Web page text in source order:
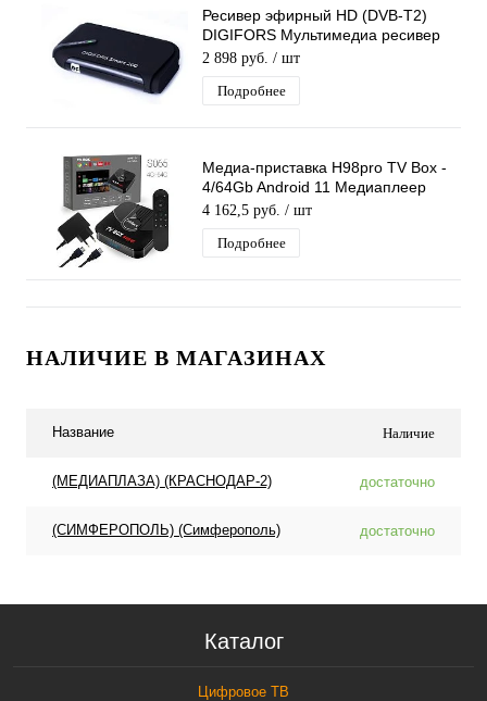
Ресивер эфирный HD (DVB-T2)
DIGIFORS Мультимедиа ресивер
DIGIFORS SMART200
Android+DVBТ2
2 898 руб. / шт
Подробнее
Медиа-приставка H98pro TV Box -
4/64Gb Android 11 Медиаплеер
Smart tv IPTV OTT приставка 4K
HD
4 162,5 руб. / шт
Подробнее
НАЛИЧИЕ В МАГАЗИНАХ
Название Наличие
(МЕДИАПЛАЗА) (КРАСНОДАР-2) достаточно
(СИМФЕРОПОЛЬ) (Симферополь) достаточно
Каталог
Цифровое ТВ